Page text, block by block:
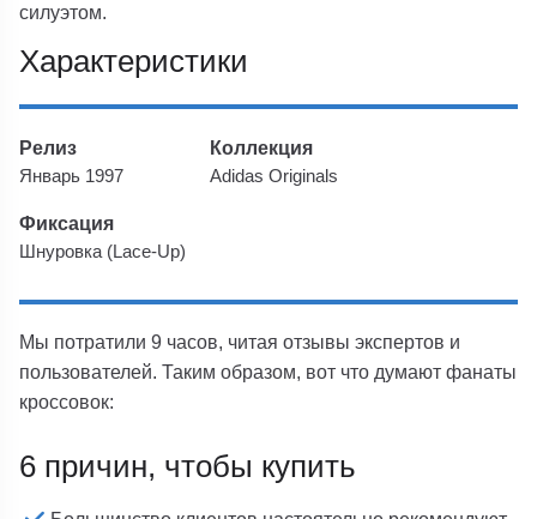
силуэтом.
Характеристики
Релиз
Январь 1997
Коллекция
Adidas Originals
Фиксация
Шнуровка (Lace-Up)
Мы потратили 9 часов, читая отзывы экспертов и
пользователей. Таким образом, вот что думают фанаты
кроссовок:
6 причин, чтобы купить